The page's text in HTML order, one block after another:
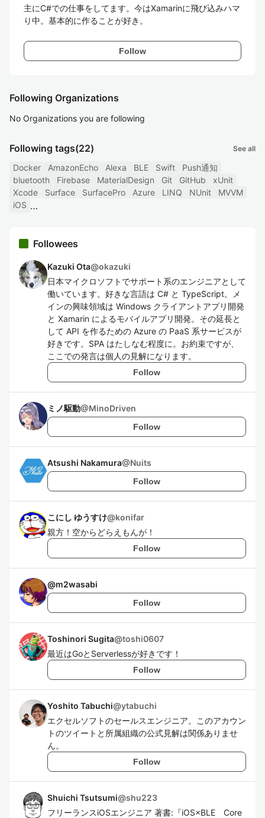
主にC#での仕事をしてます。今はXamarinに飛び込みハマ
り中。基本的に作ることが好き。
Follow
Following Organizations
No Organizations you are following
Following tags(22) See all
Docker AmazonEcho Alexa BLE Swift
Push通知
bluetooth
Firebase MaterialDesign Git GitHub
xUnit
Xcode
Surface SurfacePro Azure LINQ NUnit
MVVM
iOS
Followees
Kazuki Ota@okazuki
日本マイクロソフトでサポート系のエンジニアとして
働いています。好きな言語は C# と TypeScript。メ
インの興味領域は Windows クライアントアプリ開発
と Xamarin によるモバイルアプリ開発。その延長と
して API を作るための Azure の PaaS 系サービスが
好きです。SPA はたしなむ程度に。お約束ですが、
ここでの発言は個人の見解になります。
Follow
ミノ駆動@MinoDriven
Follow
Atsushi Nakamura@Nuits
Follow
こにし ゆうすけ@konifar
親方！空からどらえもんが！
Follow
@m2wasabi
Follow
Toshinori Sugita@toshi0607
最近はGoとServerlessが好きです！
Follow
Yoshito Tabuchi@ytabuchi
エクセルソフトのセールスエンジニア。このアカウン
トのツイートと所属組織の公式見解は関係ありませ
ん。
Follow
Shuichi Tsutsumi@shu223
フリーランスiOSエンジニア 著書:『iOS×BLE Core